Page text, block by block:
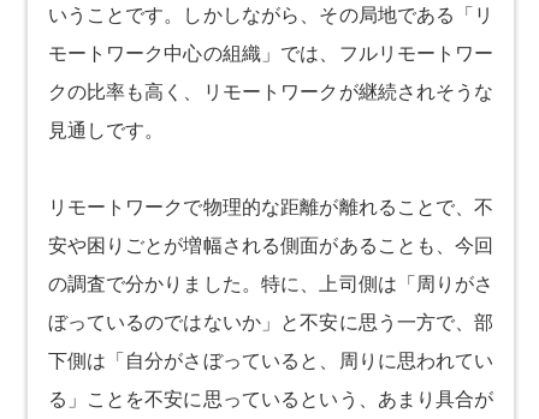
いうことです。しかしながら、その局地である「リ
モートワーク中心の組織」では、フルリモートワー
クの比率も高く、リモートワークが継続されそうな
見通しです。
リモートワークで物理的な距離が離れることで、不
安や困りごとが増幅される側面があることも、今回
の調査で分かりました。特に、上司側は「周りがさ
ぼっているのではないか」と不安に思う一方で、部
下側は「自分がさぼっていると、周りに思われてい
る」ことを不安に思っているという、あまり具合が